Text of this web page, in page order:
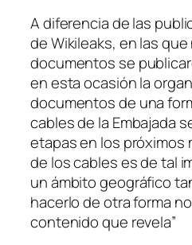
A diferencia de las
de Wikileaks, en las
documentos se
en esta ocasión la
documentos de una
cables de la Embajada
etapas en los próximos
de los cables es de tal
un ámbito geográfico
hacerlo de otra forma
contenido que revela”